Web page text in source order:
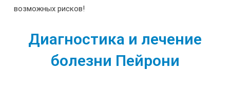
возможных рисков!
Диагностика и лечение
болезни Пейрони